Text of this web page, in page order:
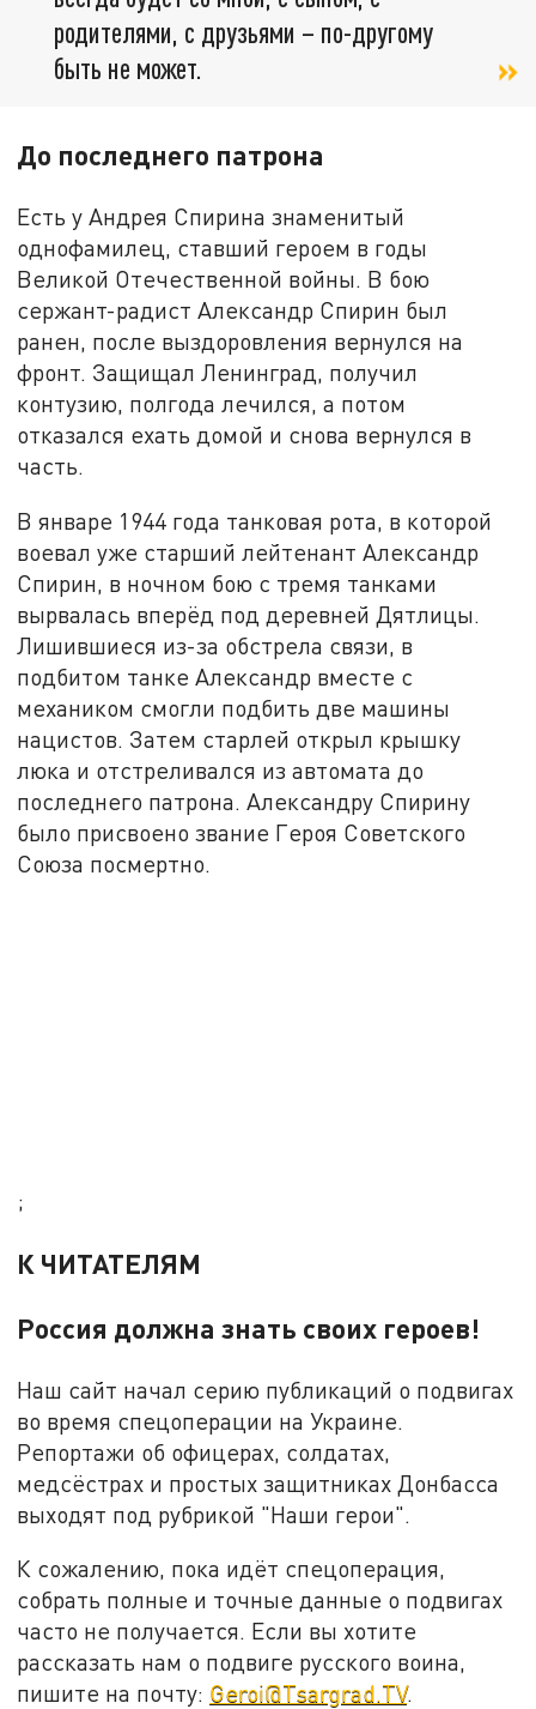
родителями, с друзьями – по-другому
быть не может.
До последнего патрона
Есть у Андрея Спирина знаменитый
однофамилец, ставший героем в годы
Великой Отечественной войны. В бою
сержант-радист Александр Спирин был
ранен, после выздоровления вернулся на
фронт. Защищал Ленинград, получил
контузию, полгода лечился, а потом
отказался ехать домой и снова вернулся в
часть.
В январе 1944 года танковая рота, в которой
воевал уже старший лейтенант Александр
Спирин, в ночном бою с тремя танками
вырвалась вперёд под деревней Дятлицы.
Лишившиеся из-за обстрела связи, в
подбитом танке Александр вместе с
механиком смогли подбить две машины
нацистов. Затем старлей открыл крышку
люка и отстреливался из автомата до
последнего патрона. Александру Спирину
было присвоено звание Героя Советского
Союза посмертно.
;
К ЧИТАТЕЛЯМ
Россия должна знать своих героев!
Наш сайт начал серию публикаций о подвигах
во время спецоперации на Украине.
Репортажи об офицерах, солдатах,
медсёстрах и простых защитниках Донбасса
выходят под рубрикой "Наши герои".
К сожалению, пока идёт спецоперация,
собрать полные и точные данные о подвигах
часто не получается. Если вы хотите
рассказать нам о подвиге русского воина,
пишите на почту: Geroi@Tsargrad.TV.